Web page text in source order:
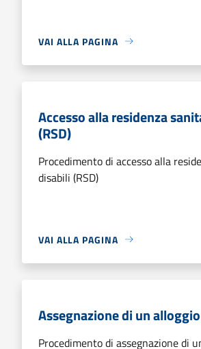
VAI ALLA PAGINA
Accesso alla residenza
(RSD)
Procedimento di accesso alla
disabili (RSD)
VAI ALLA PAGINA
Assegnazione di un alloggio
Procedimento di assegnazione di